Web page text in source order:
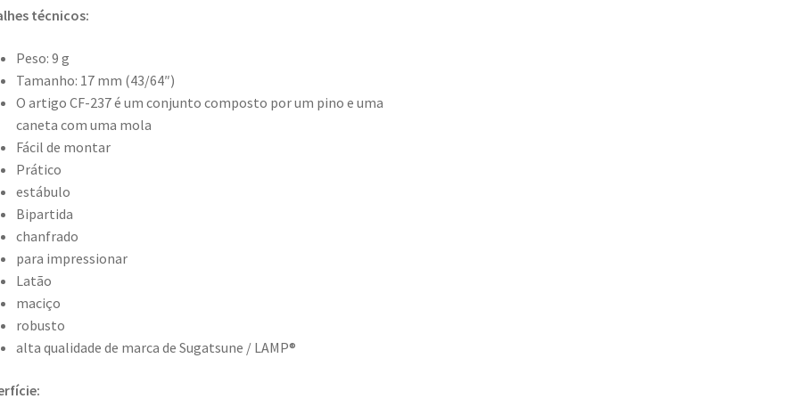
técnicos:
Peso: 9 g
Tamanho: 17 mm (43/64″)
O artigo CF-237 é um conjunto composto por um pino e uma
caneta com uma mola
Fácil de montar
Prático
estábulo
Bipartida
chanfrado
para impressionar
Latão
maciço
robusto
alta qualidade de marca de Sugatsune / LAMP®